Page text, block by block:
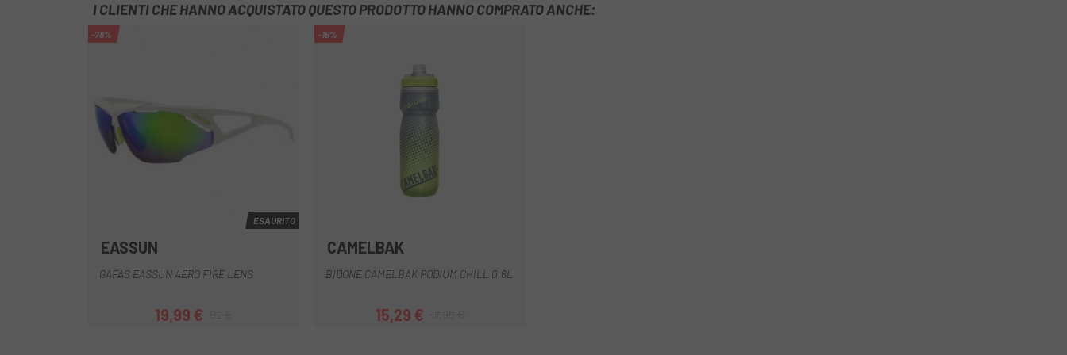
I CLIENTI CHE HANNO ACQUISTATO QUESTO PRODOTTO HANNO COMPRATO ANCHE:
Giallo
-78%
ESAURITO
EASSUN
GAFAS EASSUN AERO FIRE LENS
Prezzo
19,99 €Prezzo base
GialloBlu scuro
-15%
CAMELBAK
BIDONE CAMELBAK PODIUM CHILL 0,6L
Prezzo
15,29 €Prezzo base